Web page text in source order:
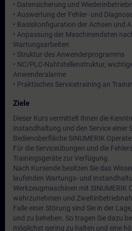
• Datensicherung und
• Auswertung der Fehler- und
• Basiskonfiguration der Achsen und
• Anpassung der Maschinendaten
Wartungsarbeiten
• Struktur des Anwenderprogramms
• NC/PLC-Nahtstellenstruktur,
Anwenderalarme
• Praktisches Servicetraining an
Ziele
Dieser Kurs vermittelt Ihnen die
Instandhaltung und den Service einer
Bedienoberfläche SINUMERIK
Für die Serviceübungen und die
Trainingsgeräte zur Verfügung.
Nach Kursende besitzen Sie das
laufenden Wartungs- und
Werkzeugmaschinen mit SINUMERIK
wahrzunehmen und
Falle einer Störung sind Sie in der
und zu beheben. So tragen Sie dazu
möglichst gering zu halten und eine